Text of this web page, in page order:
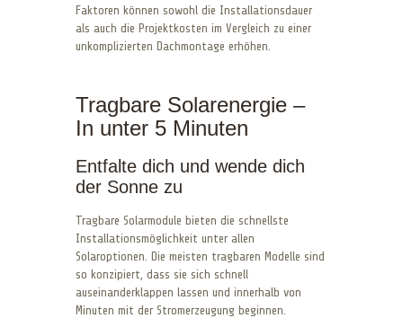
Faktoren können sowohl die Installationsdauer
als auch die Projektkosten im Vergleich zu einer
unkomplizierten Dachmontage erhöhen.
Tragbare Solarenergie –
In unter 5 Minuten
Entfalte dich und wende dich
der Sonne zu
Tragbare Solarmodule bieten die schnellste
Installationsmöglichkeit unter allen
Solaroptionen. Die meisten tragbaren Modelle sind
so konzipiert, dass sie sich schnell
auseinanderklappen lassen und innerhalb von
Minuten mit der Stromerzeugung beginnen.